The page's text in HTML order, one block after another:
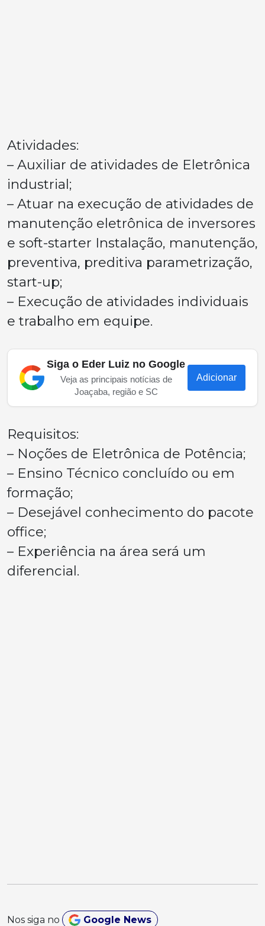
Atividades:
– Auxiliar de atividades de Eletrônica
industrial;
– Atuar na execução de atividades de
manutenção eletrônica de inversores
e soft-starter Instalação, manutenção,
preventiva, preditiva parametrização,
start-up;
– Execução de atividades individuais
e trabalho em equipe.
Siga o Eder Luiz no Google
Veja as principais notícias de
Joaçaba, região e SC
Adicionar
Requisitos:
– Noções de Eletrônica de Potência;
– Ensino Técnico concluído ou em
formação;
– Desejável conhecimento do pacote
office;
– Experiência na área será um
diferencial.
Nos siga no Google News